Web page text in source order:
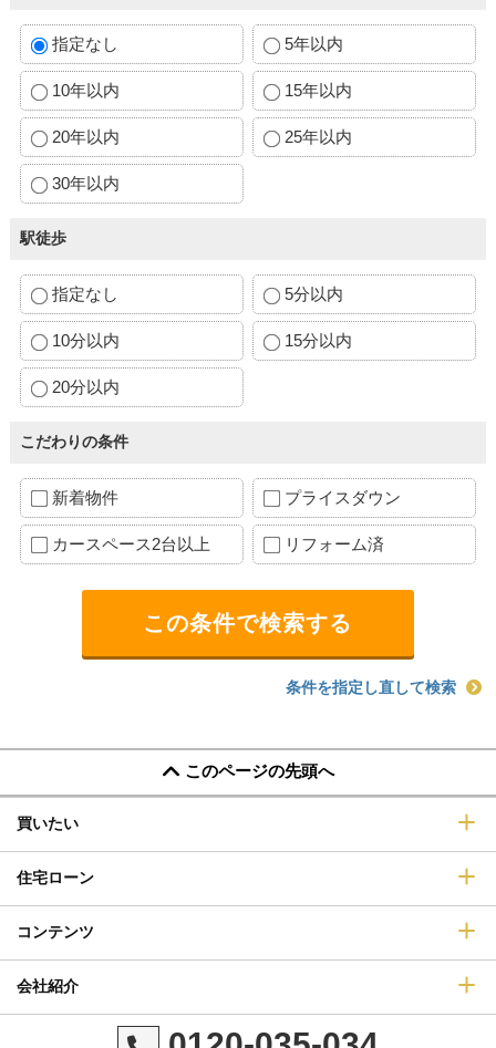
指定なし 5年以内
10年以内 15年以内
20年以内 25年以内
30年以内
駅徒歩
指定なし 5分以内
10分以内 15分以内
20分以内
こだわりの条件
新着物件 プライスダウン
カースペース2台以上 リフォーム済
条件を指定し直して検索
このページの先頭へ
買いたい
住宅ローン
コンテンツ
会社紹介